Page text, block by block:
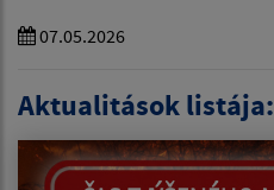
07.05.2026
Aktualitások listája: